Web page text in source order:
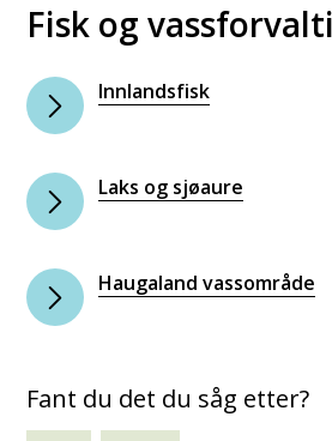
Fisk og
Innlandsfisk
Laks og sjøaure
Haugaland vassområde
Fant du det du såg etter?